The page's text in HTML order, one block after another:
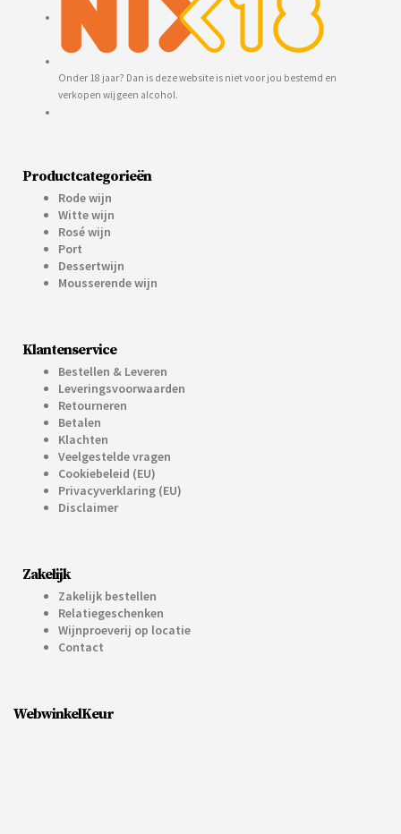
Onder 18 jaar? Dan is deze website is niet voor jou bestemd en
verkopen wij geen alcohol.
Productcategorieën
Rode wijn
Witte wijn
Rosé wijn
Port
Dessertwijn
Mousserende wijn
Klantenservice
Bestellen & Leveren
Leveringsvoorwaarden
Retourneren
Betalen
Klachten
Veelgestelde vragen
Cookiebeleid (EU)
Privacyverklaring (EU)
Disclaimer
Zakelijk
Zakelijk bestellen
Relatiegeschenken
Wijnproeverij op locatie
Contact
WebwinkelKeur